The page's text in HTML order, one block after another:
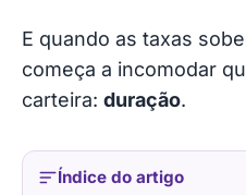
E quando as taxas
começa a incomodar
carteira: duração.
Índice do artigo